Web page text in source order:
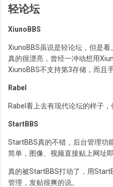
轻论坛
XiunoBBS
XiunoBBS虽说是轻论坛，但是
真的很漂亮，曾经一冲动想用
XiunoBBS不支持第3存储，而且
Rabel
Rabel看上去有现代论坛的样子，
StartBBS
StartBBS真的不错，后台管理功
简单，图像、视频直接贴上网址
真的被StartBBS打动了，用
管理，发贴很爽的说。